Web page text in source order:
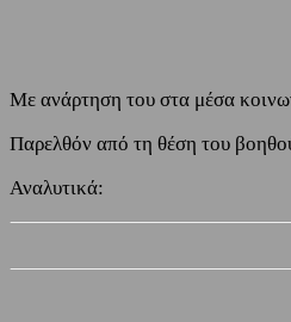
Με ανάρτηση του στα μέσα
Παρελθόν από τη θέση του
Αναλυτικά: